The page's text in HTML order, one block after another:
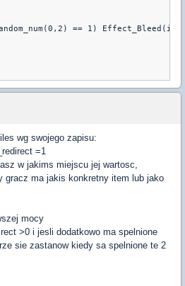
== 1)
wg swojego zapisu:
=1
w jakims miejscu jej wartosc,
gracz ma jakis konkretny item lub jako
mocy
>0 i jesli dodatkowo ma spelnione
sie zastanow kiedy sa spelnione te 2